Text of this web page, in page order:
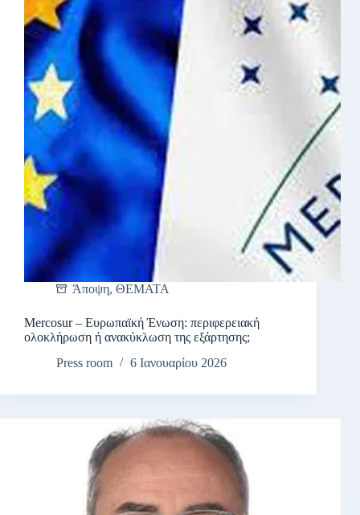
Άποψη, ΘΕΜΑΤΑ
Mercosur – Ευρωπαϊκή Ένωση: περιφερειακή
ολοκλήρωση ή ανακύκλωση της εξάρτησης;
Press room
6 Ιανουαρίου 2026